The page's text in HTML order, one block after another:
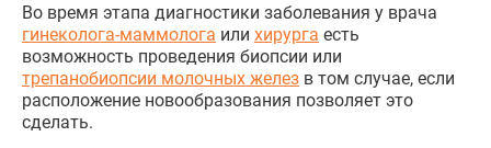
Во время этапа диагностики заболевания у врача
гинеколога-маммолога или хирурга есть
возможность проведения биопсии или
трепанобиопсии молочных желез в том случае, если
расположение новообразования позволяет это
сделать.